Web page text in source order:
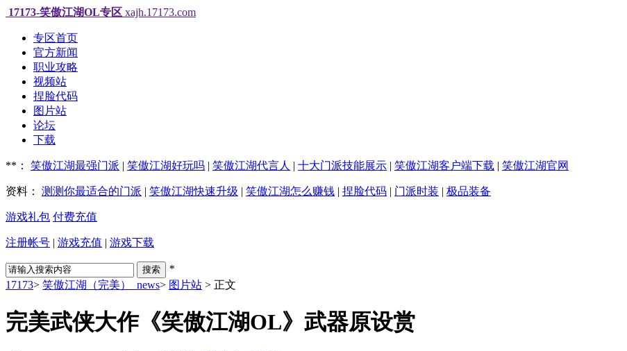
17173-笑傲江湖OL专区 xajh.17173.com
专区首页
官方新闻
职业攻略
视频站
捏脸代码
图片站
论坛
下载
**： 笑傲江湖最强门派 | 笑傲江湖好玩吗 | 笑傲江湖代言人 | 十大门派技能展示 | 笑傲江湖客户端下载 | 笑傲江湖官网
资料： 测测你最适合的门派 | 笑傲江湖快速升级 | 笑傲江湖怎么赚钱 | 捏脸代码 | 门派时装 | 极品装备
游戏礼包 付费充值
注册帐号 | 游戏充值 | 游戏下载
*
17173> 笑傲江湖（完美）_news> 图片站 > 正文
完美武侠大作《笑傲江湖OL》武器原设赏